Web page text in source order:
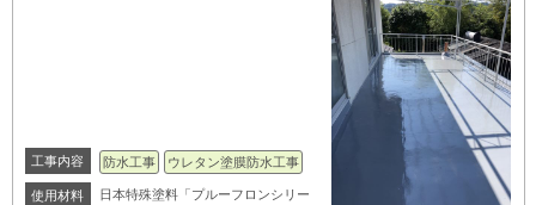
工事内容 防水工事 ウレタン塗膜防水工事
使用材料
日本特殊塗料「プルーフロンシリー